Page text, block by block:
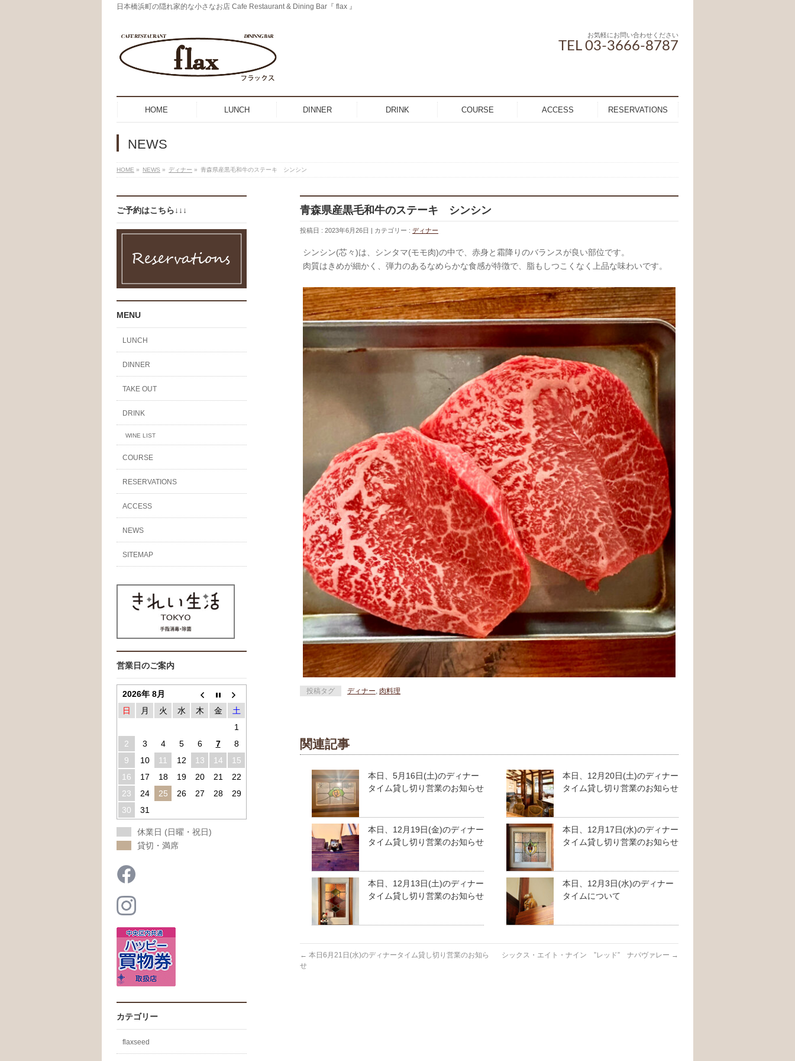
日本橋浜町の隠れ家的な小さなお店 Cafe Restaurant & Dining Bar『 flax 』
お気軽にお問い合わせください
TEL 03-3666-8787
HOME LUNCH DINNER DRINK COURSE ACCESS RESERVATIONS
NEWS
HOME » NEWS » ディナー » 青森県産黒毛和牛のステーキ シンシン
青森県産黒毛和牛のステーキ シンシン
投稿日 : 2023年6月26日 カテゴリー : ディナー
シンシン(芯々)は、シンタマ(モモ肉)の中で、赤身と霜降りのバランスが良い部位です。
肉質はきめが細かく、弾力のあるなめらかな食感が特徴で、脂もしつこくなく上品な味わいです。
投稿タグ ディナー 肉料理
関連記事
本日、5月16日(土)のディナー
タイム貸し切り営業のお知らせ
本日、12月20日(土)のディナー
タイム貸し切り営業のお知らせ
本日、12月19日(金)のディナー
タイム貸し切り営業のお知らせ
本日、12月17日(水)のディナー
タイム貸し切り営業のお知らせ
本日、12月13日(土)のディナー
タイム貸し切り営業のお知らせ
本日、12月3日(水)のディナー
タイムについて
← 本日6月21日(水)のディナータイム貸し切り営業のお知ら
せ
シックス・エイト・ナイン ”レッド” ナパヴァレー →
ご予約はこちら↓↓↓
MENU
LUNCH
DINNER
TAKE OUT
DRINK
WINE LIST
COURSE
RESERVATIONS
ACCESS
NEWS
SITEMAP
営業日のご案内
2026年 8月
日
月 火 水 木 金
土
1
2
3 4 5 6 7
8
9
10 11 12 13 14
15
16
17 18 19 20 21
22
23
24 25 26 27 28
29
30
31
休業日 (日曜・祝日)
貸切・満席
カテゴリー
flaxseed